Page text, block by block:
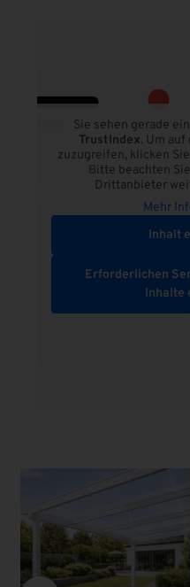
Sie sehen gerade
TrustIndex. Um
zuzugreifen, klicken
Bitte beachten
Drittanbieter
Mehr
Inhalt
Erforderlichen
Inhalte